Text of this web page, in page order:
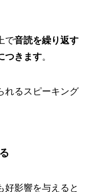
で音読を繰り返す
つきます。
れるスピーキング
好影響を与えると